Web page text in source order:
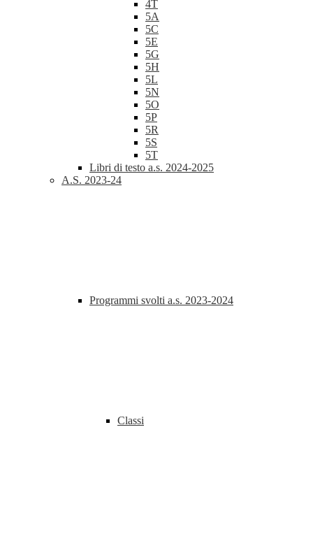
4T
5A
5C
5E
5G
5H
5L
5N
5O
5P
5R
5S
5T
Libri di testo a.s. 2024-2025
A.S. 2023-24
Programmi svolti a.s. 2023-2024
Classi